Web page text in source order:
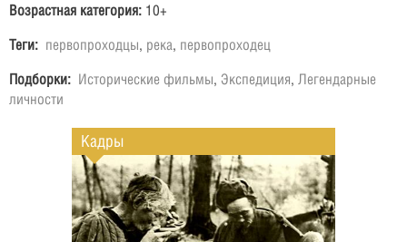
Возрастная категория: 10+
Теги: первопроходцы, река, первопроходец
Подборки: Исторические фильмы, Экспедиция, Легендарные
личности
Кадры